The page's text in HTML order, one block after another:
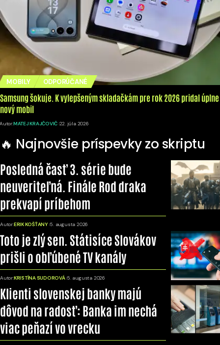
MOBILY ODPORÚČANÉ
Samsung šokuje. K vylepšeným skladačkám pre rok 2026 pridal úplne
nový mobil
Autor:MATEJ KRAJČOVIČ 22. júla 2026
🔥 Najnovšie príspevky zo skriptu
Posledná časť 3. série bude
neuveriteľná. Finále Rod draka
prekvapí príbehom
Autor:ERIK KOŠŤANY 5. augusta 2026
Toto je zlý sen. Státisíce Slovákov
prišli o obľúbené TV kanály
Autor:KRISTÍNA SUDOROVÁ 5. augusta 2026
Klienti slovenskej banky majú
dôvod na radosť: Banka im nechá
viac peňazí vo vrecku